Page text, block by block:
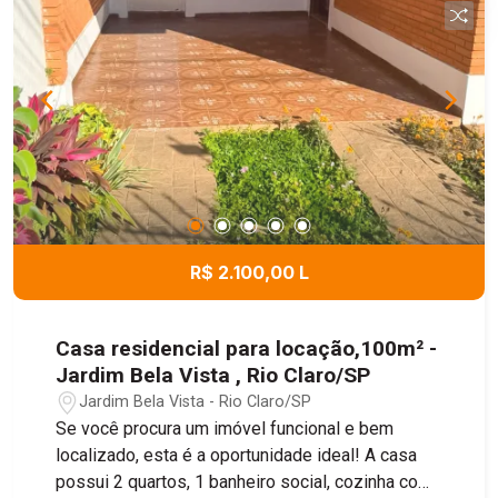
R$ 2.100,00 L
Casa residencial para locação,100m² -
Jardim Bela Vista , Rio Claro/SP
Jardim Bela Vista - Rio Claro/SP
Se você procura um imóvel funcional e bem
localizado, esta é a oportunidade ideal! A casa
possui 2 quartos, 1 banheiro social, cozinha com